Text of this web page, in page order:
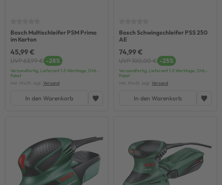
Bosch Multischleifer PSM Primo
im Karton
45,99 €
UVP 63,99 € -28%
Versandfertig, Lieferzeit 1-3 Werktage, DHL-
Paket
inkl. MwSt. zzgl. Versand
In den Warenkorb
Bosch Schwingschleifer PSS 250
AE
74,99 €
UVP 100,00 € -25%
Versandfertig, Lieferzeit 1-3 Werktage, DHL-
Paket
inkl. MwSt. zzgl. Versand
In den Warenkorb